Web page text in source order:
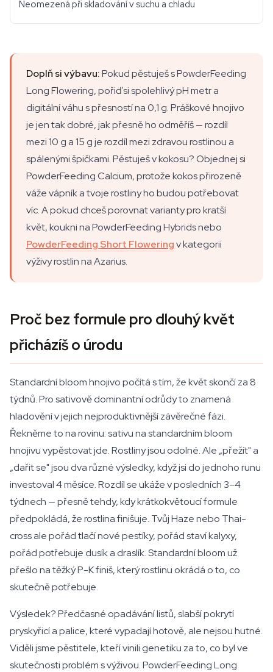
Neomezená při skladování v suchu a chladu
Doplň si výbavu:Pokud pěstuješ s PowderFeeding
Long Flowering, pořiď si spolehlivý pH metr a
digitální váhu s přesností na 0,1 g. Práškové hnojivo
je jen tak dobré, jak přesně ho odměříš — rozdíl
mezi 10 g a 15 g je rozdíl mezi zdravou rostlinou a
spálenými špičkami. Pěstuješ v kokosu? Objednej si
PowderFeeding Calcium, protože kokos přirozeně
váže vápník a tvoje rostliny ho budou potřebovat
víc. A pokud chceš porovnat varianty pro kratší
květ, koukni na PowderFeeding Hybrids nebo
PowderFeeding Short Floweringv kategorii
výživy rostlin na Azarius.
Proč bez formule pro dlouhý květ
přicházíš o úrodu
Standardní bloom hnojivo počítá s tím, že květ skončí za 8
týdnů. Pro sativově dominantní odrůdy to znamená
hladovění v jejich nejproduktivnější závěrečné fázi.
Řekněme to na rovinu: sativu na standardním bloom
hnojivu vypěstovat jde. Rostliny jsou odolné. Ale „přežít" a
„dařit se" jsou dva různé výsledky, když jsi do jednoho runu
investoval 4 měsíce. Rozdíl se ukáže v posledních 3–4
týdnech — přesně tehdy, kdy krátkokvětoucí formule
předpokládá, že rostlina finišuje. Tvůj Haze nebo Thai-
cross ale pořád tlačí nové pestíky, pořád staví kalyxy,
pořád potřebuje dusík a draslík. Standardní bloom už
přešlo na těžký P-K finiš, který rostlinu okrádá o to, co
skutečně potřebuje.
Výsledek? Předčasné opadávání listů, slabší pokrytí
pryskyřicí a palice, které vypadají hotově, ale nejsou hutné.
Viděli jsme pěstitele, kteří vinili genetiku za to, co byl ve
skutečnosti problém s výživou. PowderFeeding Long